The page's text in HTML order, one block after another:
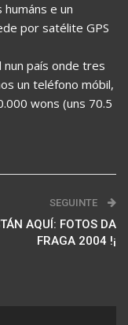
e un
por satélite GPS
nun país onde tres
un teléfono móbil,
wons (uns 70.5
SEGUINTE
AQUÍ: FOTOS DA
FRAGA 2004 !¡